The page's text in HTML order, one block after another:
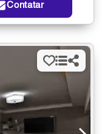
Contatar